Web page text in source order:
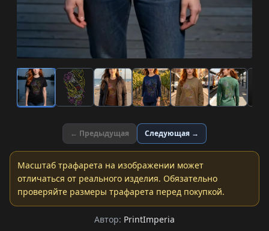
← Предыдущая Следующая →
Масштаб трафарета на изображении может
отличаться от реального изделия. Обязательно
проверяйте размеры трафарета перед покупкой.
Автор: PrintImperia